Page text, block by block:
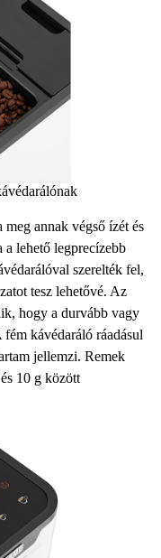
meg annak végső ízét és
lehető legprecízebb
szerelték fel,
tesz lehetővé. Az
hogy a durvább vagy
kávédaráló ráadásul
jellemzi. Remek
10 g között